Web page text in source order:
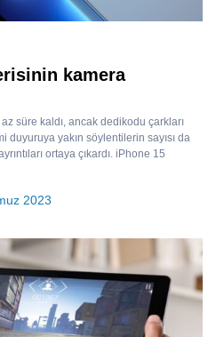
kamera
süre kaldı, ancak dedikodu çarkları
duyuruya yakın söylentilerin sayısı da
ortaya çıkardı. iPhone 15
2023